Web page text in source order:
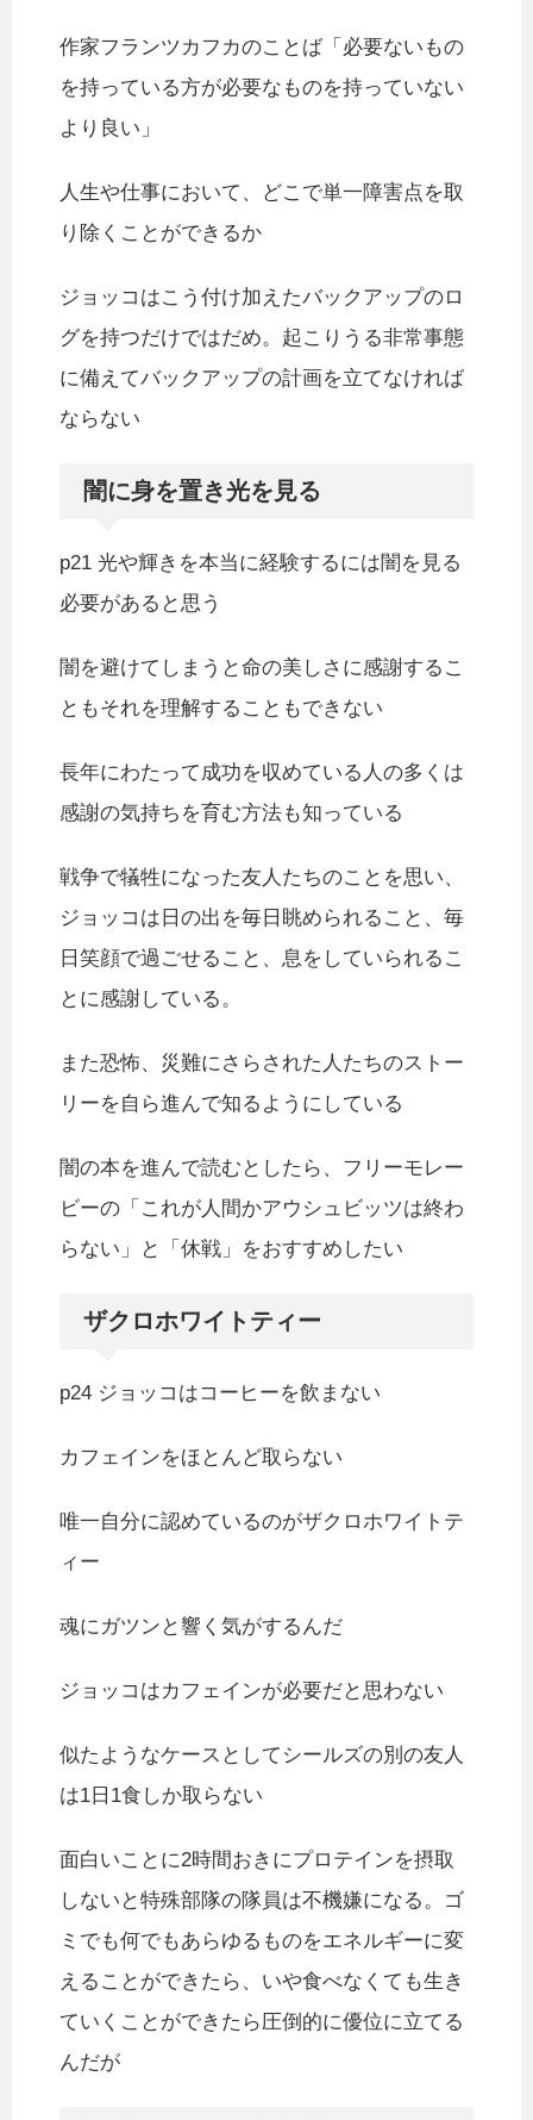
作家フランツカフカのことば「必要ないもの
を持っている方が必要なものを持っていない
より良い」
人生や仕事において、どこで単一障害点を取
り除くことができるか
ジョッコはこう付け加えたバックアップのロ
グを持つだけではだめ。起こりうる非常事態
に備えてバックアップの計画を立てなければ
ならない
闇に身を置き光を見る
p21 光や輝きを本当に経験するには闇を見る
必要があると思う
闇を避けてしまうと命の美しさに感謝するこ
ともそれを理解することもできない
長年にわたって成功を収めている人の多くは
感謝の気持ちを育む方法も知っている
戦争で犠牲になった友人たちのことを思い、
ジョッコは日の出を毎日眺められること、毎
日笑顔で過ごせること、息をしていられるこ
とに感謝している。
また恐怖、災難にさらされた人たちのストー
リーを自ら進んで知るようにしている
闇の本を進んで読むとしたら、フリーモレー
ビーの「これが人間かアウシュビッツは終わ
らない」と「休戦」をおすすめしたい
ザクロホワイトティー
p24 ジョッコはコーヒーを飲まない
カフェインをほとんど取らない
唯一自分に認めているのがザクロホワイトテ
ィー
魂にガツンと響く気がするんだ
ジョッコはカフェインが必要だと思わない
似たようなケースとしてシールズの別の友人
は1日1食しか取らない
面白いことに2時間おきにプロテインを摂取
しないと特殊部隊の隊員は不機嫌になる。ゴ
ミでも何でもあらゆるものをエネルギーに変
えることができたら、いや食べなくても生き
ていくことができたら圧倒的に優位に立てる
んだが